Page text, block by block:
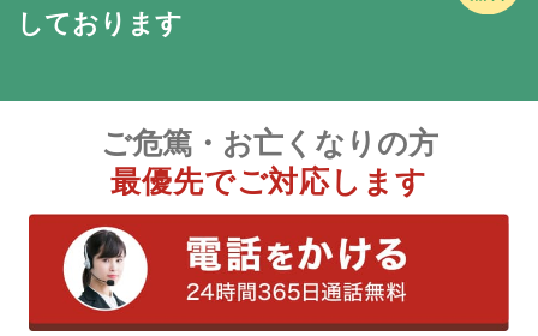
しております
ご危篤・お亡くなりの方
最優先でご対応します